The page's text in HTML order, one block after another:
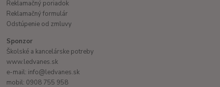
Reklamačný poriadok
Reklamačný formulár
Odstúpenie od zmluvy
Sponzor
Školské a kancelárske potreby
www.ledvanes.sk
e-mail: info@ledvanes.sk
mobil: 0908 755 958